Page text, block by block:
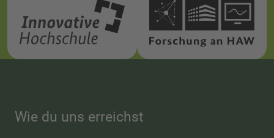
Wie du uns erreichst